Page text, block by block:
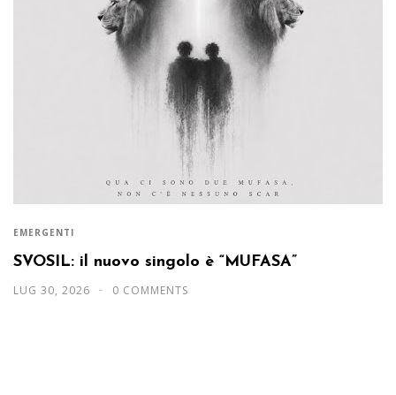
EMERGENTI
SVOSIL: il nuovo singolo è “MUFASA”
LUG 30, 2026 0 COMMENTS